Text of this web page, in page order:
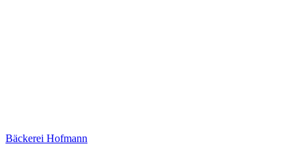
Bäckerei Hofmann